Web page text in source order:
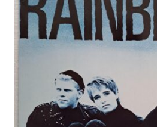
Echipamente
Oferta lunii
Contul meu